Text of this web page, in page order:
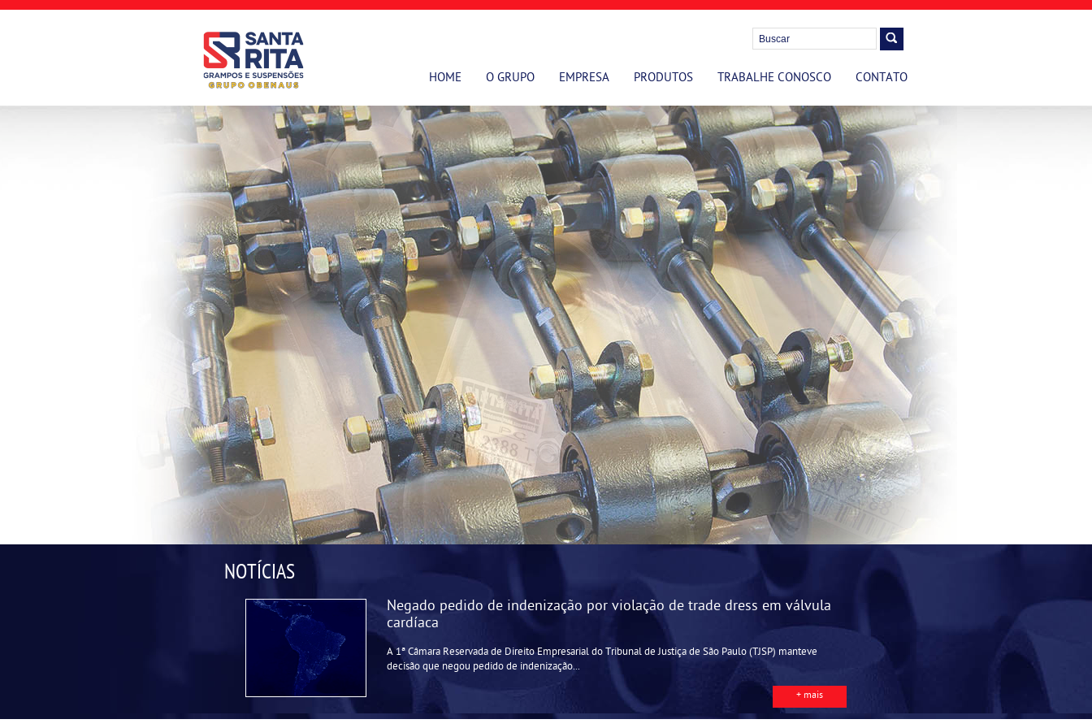
HOME O GRUPO EMPRESA PRODUTOS TRABALHE CONOSCO CONTATO
NOTÍCIAS
Negado pedido de indenização por violação de trade dress em válvula
cardíaca
A 1ª Câmara Reservada de Direito Empresarial do Tribunal de Justiça de São Paulo (TJSP) manteve
decisão que negou pedido de indenização...
+ mais